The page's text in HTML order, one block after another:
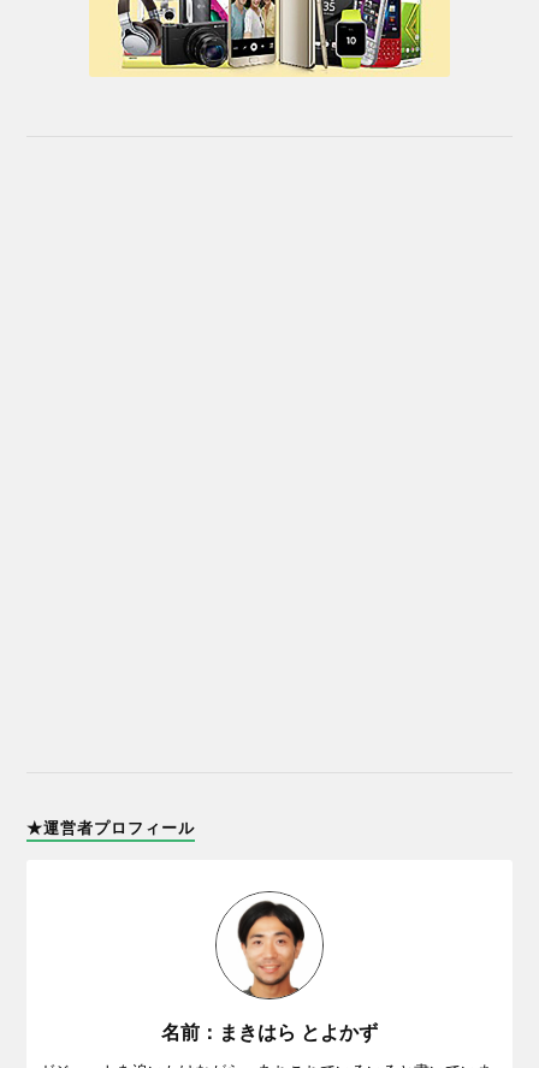
★運営者プロフィール
名前：まきはら とよかず